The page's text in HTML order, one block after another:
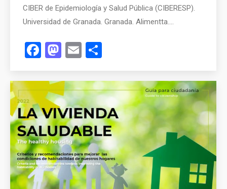
CIBER de Epidemiología y Salud Pública (CIBERESP).
Universidad de Granada. Granada. Alimentta.…
Facebook
Mastodon
Email